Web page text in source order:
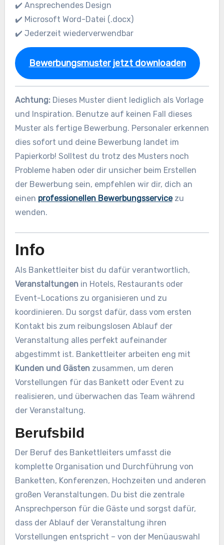
✔️ Ansprechendes Design
✔️ Microsoft Word-Datei (.docx)
✔️ Jederzeit wiederverwendbar
Bewerbungsmuster jetzt downloaden
Achtung:Dieses Muster dient lediglich als Vorlage
und Inspiration. Benutze auf keinen Fall dieses
Muster als fertige Bewerbung. Personaler erkennen
dies sofort und deine Bewerbung landet im
Papierkorb! Solltest du trotz des Musters noch
Probleme haben oder dir unsicher beim Erstellen
der Bewerbung sein, empfehlen wir dir, dich an
einen professionellen Bewerbungsservicezu
wenden.
Info
Als Bankettleiter bist du dafür verantwortlich,
Veranstaltungenin Hotels, Restaurants oder
Event-Locations zu organisieren und zu
koordinieren. Du sorgst dafür, dass vom ersten
Kontakt bis zum reibungslosen Ablauf der
Veranstaltung alles perfekt aufeinander
abgestimmt ist. Bankettleiter arbeiten eng mit
Kunden und Gästenzusammen, um deren
Vorstellungen für das Bankett oder Event zu
realisieren, und überwachen das Team während
der Veranstaltung.
Berufsbild
Der Beruf des Bankettleiters umfasst die
komplette Organisation und Durchführung von
Banketten, Konferenzen, Hochzeiten und anderen
großen Veranstaltungen. Du bist die zentrale
Ansprechperson für die Gäste und sorgst dafür,
dass der Ablauf der Veranstaltung ihren
Vorstellungen entspricht – von der Menüauswahl